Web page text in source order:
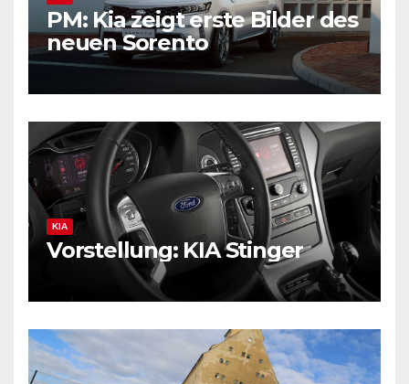
PM: Kia zeigt erste Bilder des
neuen Sorento
KIA
Vorstellung: KIA Stinger